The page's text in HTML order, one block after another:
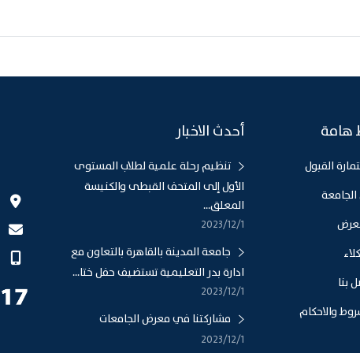
هامة
القبول
بنا
والاحكام
أحدث الاخبار
تنظيم رحلة علمية لطلاب المستوى
الأول إلى المتحف القبطى والكنيسة
المعلق...
1‏‏/12‏‏/2023
جامعة المدينة بالقاهرة بالتعاون مع
ادارة بدر التعليمية تستضيف حفل ختا...
1‏‏/12‏‏/2023
مشاركتنا في معرض الجامعات
1‏‏/12‏‏/2023